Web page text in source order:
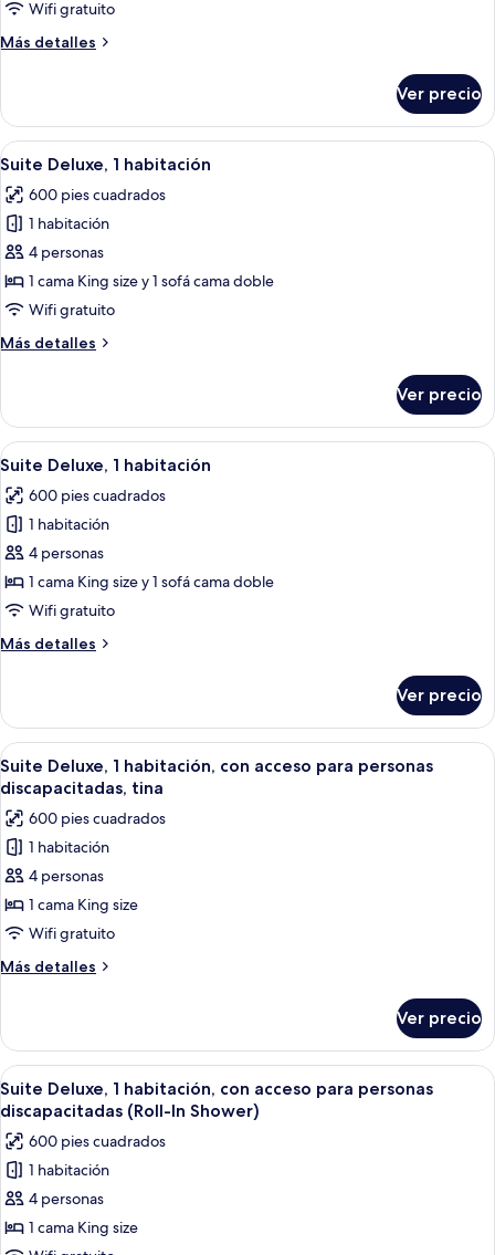
habitaciones,
Wifi gratuito
Más detalles
Más
Deluxe,
habitaciones,
Ver precio
Abrir
todas
las
fotos
de
Suite
Deluxe,
habitación
Habitación de hotel con una cama
6
Suite Deluxe, 1 habitación
600 pies cuadrados
1 habitación
4 personas
1 cama King size y 1 sofá cama doble
Wifi gratuito
Más detalles
Más
Deluxe,
habitación
Ver precio
Abrir
todas
las
fotos
de
Suite
Deluxe,
habitación
Habitación de hotel con una cama
6
Suite Deluxe, 1 habitación
600 pies cuadrados
1 habitación
4 personas
1 cama King size y 1 sofá cama doble
Wifi gratuito
Más detalles
Más
Deluxe,
habitación
Ver precio
Abrir
todas
las
fotos
de
Suite
Deluxe,
1
habitación,
con
para
personas
discapacitadas,
tina
Habitación de hotel con una cama
6
Suite Deluxe, 1 habitación, con acceso para personas
discapacitadas, tina
600 pies cuadrados
1 habitación
4 personas
1 cama King size
Wifi gratuito
Más detalles
Más
Deluxe,
habitación,
con
acceso
para
personas
discapacitadas,
tina
Ver precio
Abrir
todas
las
fotos
de
Suite
Deluxe,
Habitación de hotel con una cama
6
Suite Deluxe, 1 habitación, con acceso para personas
discapacitadas (Roll-In Shower)
600 pies cuadrados
1 habitación
4 personas
1 cama King size